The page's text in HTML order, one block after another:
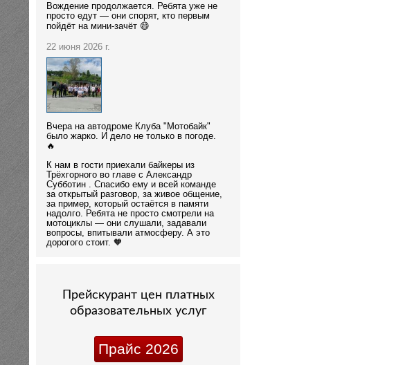
Вождение продолжается. Ребята уже не
просто едут — они спорят, кто первым
пойдёт на мини-зачёт 😄
22 июня 2026 г.
Вчера на автодроме Клуба "Мотобайк"
было жарко. И дело не только в погоде.
🔥
К нам в гости приехали байкеры из
Трёхгорного во главе с Александр
Субботин . Спасибо ему и всей команде
за открытый разговор, за живое общение,
за пример, который остаётся в памяти
надолго. Ребята не просто смотрели на
мотоциклы — они слушали, задавали
вопросы, впитывали атмосферу. А это
дорогого стоит. 🧡
Прейскурант цен платных
образовательных услуг
Прайс 2026